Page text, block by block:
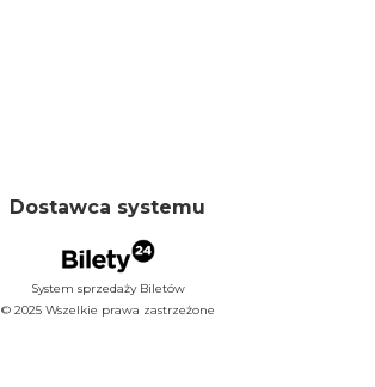
Dostawca systemu
System sprzedaży Biletów
© 2025 Wszelkie prawa zastrzeżone